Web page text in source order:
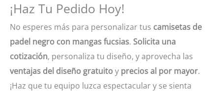
¡Haz Tu Pedido Hoy!
No esperes más para personalizar tus camisetas de
padel negro con mangas fucsias. Solicita una
cotización, personaliza tu diseño, y aprovecha las
ventajas del diseño gratuitoy precios al por mayor.
¡Haz que tu equipo luzca espectacular y se sienta